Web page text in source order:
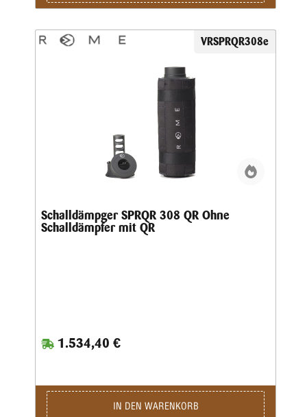
VRSPRQR308e
Schalldämpger SPRQR 308 QR Ohne
Schalldämpfer mit QR
1.534,40 €
IN DEN WARENKORB